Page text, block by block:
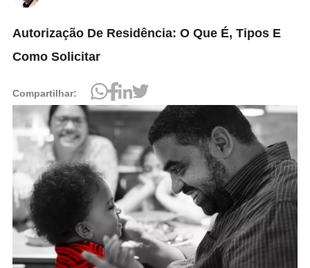
Autorização De Residência: O Que É, Tipos E
Como Solicitar
Compartilhar: